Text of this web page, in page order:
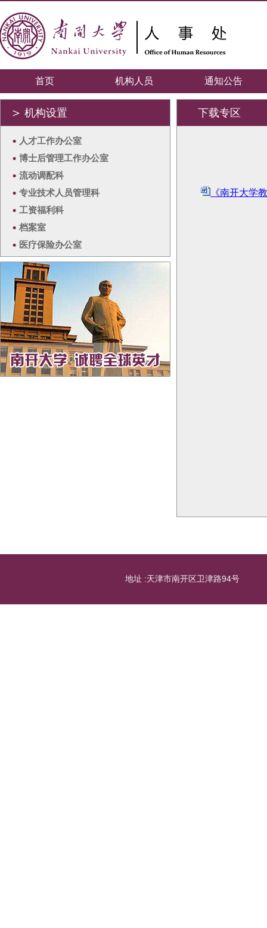
首页 机构人员 通知公告
＞ 机构设置
• 人才工作办公室
• 博士后管理工作办公室
• 流动调配科
• 专业技术人员管理科
• 工资福利科
• 档案室
• 医疗保险办公室
下载专区
《南开大学
地址 :天津市南开区卫津路94号